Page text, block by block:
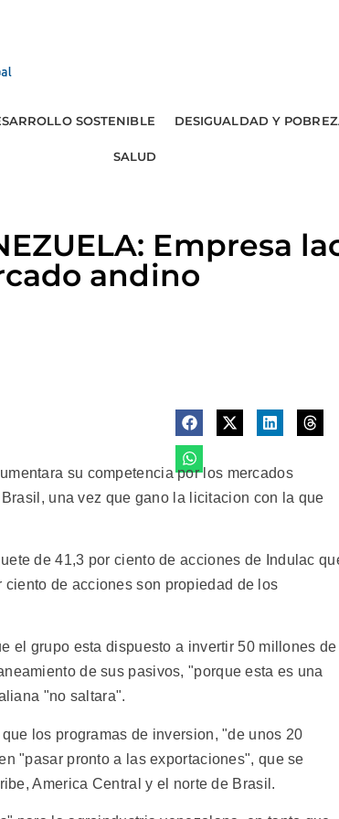
SOSTENIBLE DESIGUALDAD Y
SALUD
Empresa
andino
su competencia por los mercados
una vez que gano la licitacion con la que
de 41,3 por ciento de acciones de Indulac
de acciones son propiedad de los
el grupo esta dispuesto a invertir 50 millones de
de sus pasivos, "porque esta es una
"no saltara".
los programas de inversion, "de unos 20
"pasar pronto a las exportaciones", que se
America Central y el norte de Brasil.